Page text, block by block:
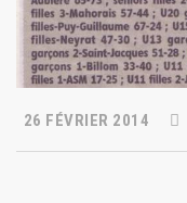
26 FÉVRIER 2014